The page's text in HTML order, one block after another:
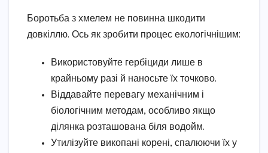
Боротьба з хмелем не повинна шкодити
довкіллю. Ось як зробити процес екологічнішим:
Використовуйте гербіциди лише в
крайньому разі й наносьте їх точково.
Віддавайте перевагу механічним і
біологічним методам, особливо якщо
ділянка розташована біля водойм.
Утилізуйте викопані корені, спалюючи їх у